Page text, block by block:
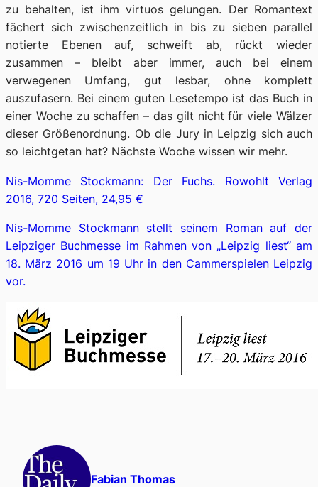
zu behalten, ist ihm virtuos gelungen. Der Romantext
fächert sich zwischenzeitlich in bis zu sieben parallel
notierte Ebenen auf, schweift ab, rückt wieder
zusammen – bleibt aber immer, auch bei einem
verwegenen Umfang, gut lesbar, ohne komplett
auszufasern. Bei einem guten Lesetempo ist das Buch in
einer Woche zu schaffen – das gilt nicht für viele Wälzer
dieser Größenordnung. Ob die Jury in Leipzig sich auch
so leichtgetan hat? Nächste Woche wissen wir mehr.
Nis-Momme Stockmann: Der Fuchs. Rowohlt Verlag
2016, 720 Seiten, 24,95 €
Nis-Momme Stockmann stellt seinem Roman auf der
Leipziger Buchmesse im Rahmen von „Leipzig liest“ am
18. März 2016 um 19 Uhr in den Cammerspielen Leipzig
vor.
Fabian Thomas